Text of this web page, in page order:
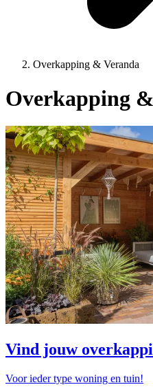
Overkapping & Veranda
Overkapping
Vind jouw
Voor ieder type woning en tuin!